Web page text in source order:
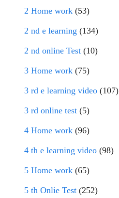
2 Home work (53)
2 nd e learning (134)
2 nd online Test (10)
3 Home work (75)
3 rd e learning video (107)
3 rd online test (5)
4 Home work (96)
4 th e learning video (98)
5 Home work (65)
5 th Onlie Test (252)